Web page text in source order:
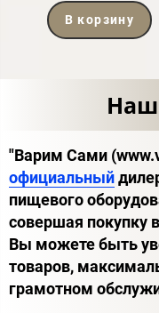
В корзину
"Варим Сами
официальный
пищевого
совершая покупку
Вы можете быть
товаров,
грамотном